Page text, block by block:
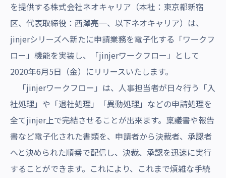
を提供する株式会社ネオキャリア（本社：東京都新宿
区、代表取締役：西澤亮一、以下ネオキャリア）は、
jinjerシリーズへ新たに申請業務を電子化する 「ワークフ
ロー」機能を実装し、「jinjerワークフロー」として
2020年6月5日（金）にリリースいたします。
「jinjerワークフロー」は、人事担当者が日々行う「入
社処理」や「退社処理」「異動処理」などの申請処理を
全てjinjer上で完結させることが出来ます。稟議書や報告
書など電子化された書類を、申請者から決裁者、承認者
へと決められた順番で配信し、決裁、承認を迅速に実行
することができます。これにより、これまで煩雑な手続